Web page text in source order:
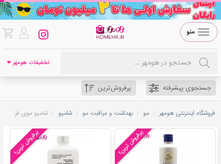
منو
تخفیفات هومهر ❤
جستجوی پیشرفته پرفروش‌ترین
فروشگاه اینترنتی هومهر / مو / بهداشت و مراقبت مو / شامپو / شامپو موی فر
پرفروش ترین! پرفروش ترین!